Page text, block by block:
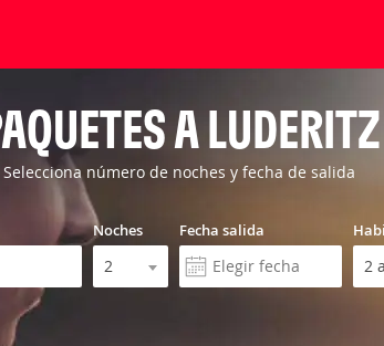
A LUDERITZ
Selecciona número de noches y fecha de salida
Noches Fecha salida